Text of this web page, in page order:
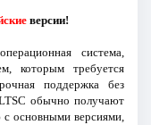
версии!
система,
которым требуется
поддержка без
обычно получают
основными версиями,